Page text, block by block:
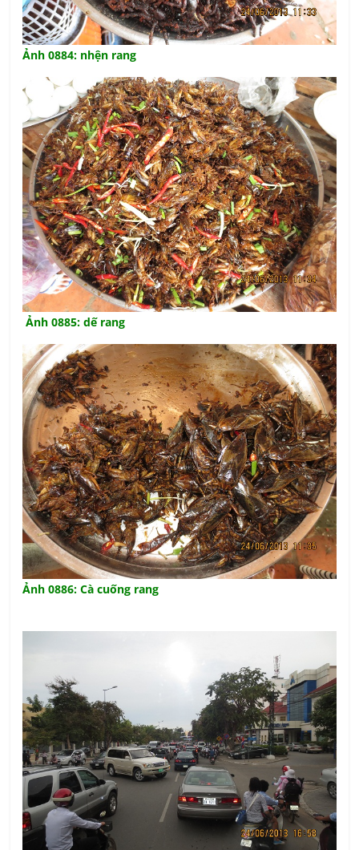
Ảnh 0884: nhện rang
Ảnh 0885: dế rang
Ảnh 0886: Cà cuống rang